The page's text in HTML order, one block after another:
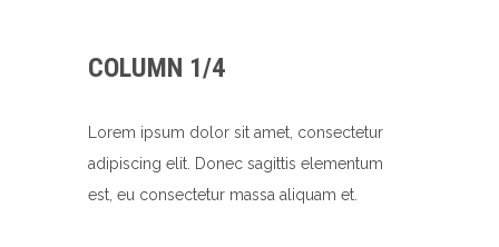
COLUMN 1/4
Lorem ipsum dolor sit amet, consectetur
adipiscing elit. Donec sagittis elementum
est, eu consectetur massa aliquam et.